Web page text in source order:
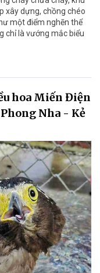
xây dựng, chồng chéo
một điểm nghẽn thể
chỉ là vướng mắc biểu
hoa Miến Điện
Nha - Kẻ